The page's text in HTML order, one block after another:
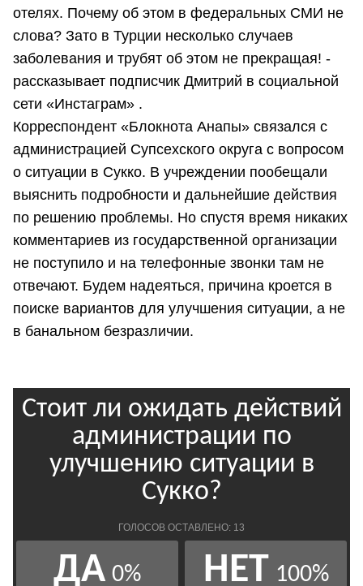
отелях. Почему об этом в федеральных СМИ не
слова? Зато в Турции несколько случаев
заболевания и трубят об этом не прекращая! -
рассказывает подписчик Дмитрий в социальной
сети «Инстаграм» .
Корреспондент «Блокнота Анапы» связался с
администрацией Супсехского округа с вопросом
о ситуации в Сукко. В учреждении пообещали
выяснить подробности и дальнейшие действия
по решению проблемы. Но спустя время никаких
комментариев из государственной организации
не поступило и на телефонные звонки там не
отвечают. Будем надеяться, причина кроется в
поиске вариантов для улучшения ситуации, а не
в банальном безразличии.